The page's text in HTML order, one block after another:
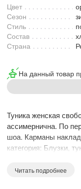
KZT RUB
Цвет
Сезон
Стиль
Состав
Страна
На данный товар
Туника женская
ассимернична. По
шоа. Карманы
категория: Блузки,
Статус модели:
Читать подробнее